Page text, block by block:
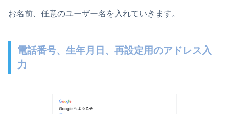
お名前、任意のユーザー名を入れていきます。
電話番号、生年月日、再設定用のアドレス入
力